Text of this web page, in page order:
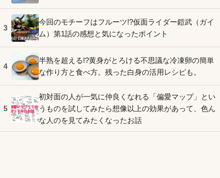
3
今回のモチーフはフルーツ!?仮面ライダー鎧武（ガイ
ム）第1話の感想と気になったポイント
4
半熟を超える!?黄身がとろける不思議な冷凍卵の簡単
な作り方と食べ方。残った白身の活用レシピも。
5
初対面の人が一気に仲良くなれる「偏愛マップ」とい
うものを試してみたら想像以上の効果があって、色ん
な人のを見てみたくなったお話